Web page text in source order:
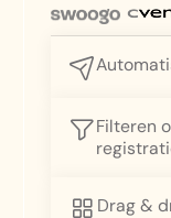
Filteren
Drag &